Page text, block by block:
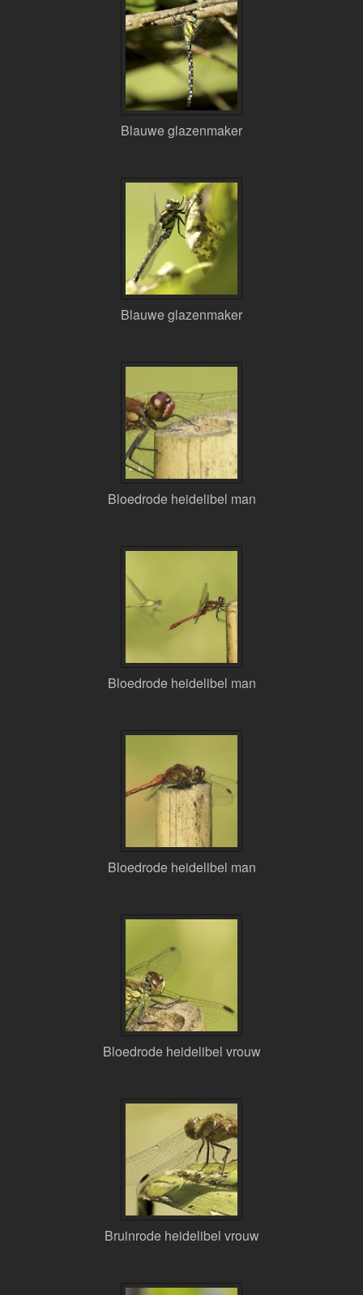
Blauwe glazenmaker
Blauwe glazenmaker
Bloedrode heidelibel man
Bloedrode heidelibel man
Bloedrode heidelibel man
Bloedrode heidelibel vrouw
Bruinrode heidelibel vrouw